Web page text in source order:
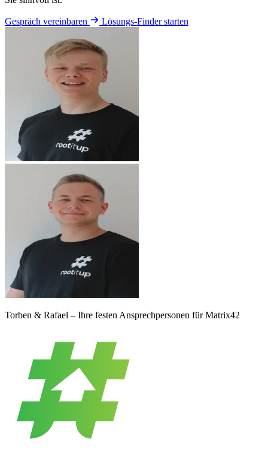
Gespräch vereinbaren Lösungs-Finder starten
Torben & Rafael – Ihre festen Ansprechpersonen für Matrix42